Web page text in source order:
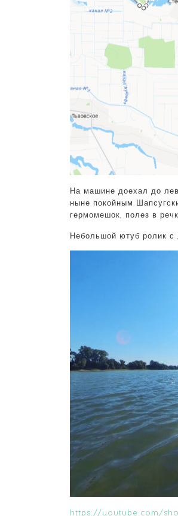
На машине доехал до
ныне покойным
гермомешок, полез в
Небольшой ютуб ролик
https://youtube.com/